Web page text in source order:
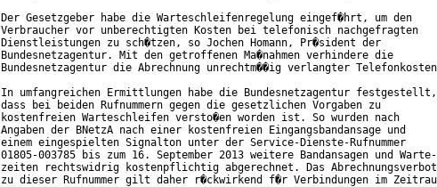
Der Gesetzgeber habe die Warteschleifenregelung eingef�hrt, um den
Verbraucher vor unberechtigten Kosten bei telefonisch nachgefragten
Dienstleistungen zu sch�tzen, so Jochen Homann, Pr�sident der
Bundesnetzagentur. Mit den getroffenen Ma�nahmen verhindere die
Bundesnetzagentur die Abrechnung unrechtm��ig verlangter
In umfangreichen Ermittlungen habe die Bundesnetzagentur festgestellt,
dass bei beiden Rufnummern gegen die gesetzlichen Vorgaben zu
kostenfreien Warteschleifen versto�en worden ist. So wurden nach
Angaben der BNetzA nach einer kostenfreien Eingangsbandansage und
einem eingespielten Signalton unter der Service-Dienste-Rufnummer
01805-003785 bis zum 16. September 2013 weitere Bandansagen und Warte-
zeiten rechtswidrig kostenpflichtig abgerechnet. Das Abrechnungsverbot
zu dieser Rufnummer gilt daher r�ckwirkend f�r Verbindungen im